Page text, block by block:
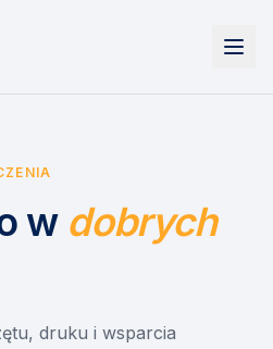
w dobrych
druku i wsparcia